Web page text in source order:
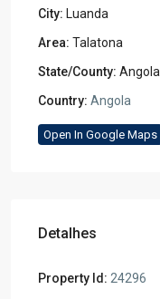
City: Luanda
Area: Talatona
State/County: Angola
Country: Angola
Open In Google Maps
Detalhes
Property Id: 24296